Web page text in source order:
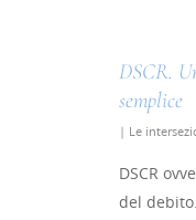
DSCR.
semplice
| Le
DSCR
del